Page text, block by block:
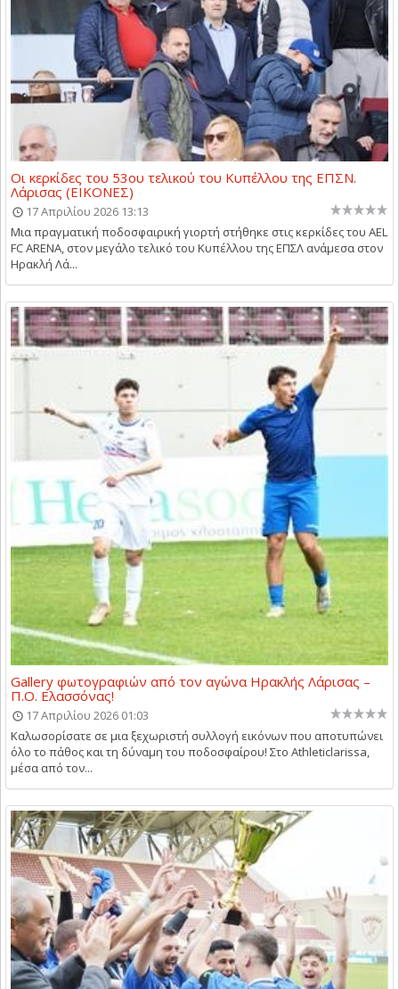
Οι κερκίδες του 53ου τελικού του Κυπέλλου της ΕΠΣΝ.
Λάρισας (ΕΙΚΟΝΕΣ)
17 Απριλίου 2026 13:13
Μια πραγματική ποδοσφαιρική γιορτή στήθηκε στις κερκίδες του AEL
FC ARENA, στον μεγάλο τελικό του Κυπέλλου της ΕΠΣΛ ανάμεσα στον
Ηρακλή Λά...
Gallery φωτογραφιών από τον αγώνα Ηρακλής Λάρισας –
Π.Ο. Ελασσόνας!
17 Απριλίου 2026 01:03
Καλωσορίσατε σε μια ξεχωριστή συλλογή εικόνων που αποτυπώνει
όλο το πάθος και τη δύναμη του ποδοσφαίρου! Στο Athleticlarissa,
μέσα από τον...